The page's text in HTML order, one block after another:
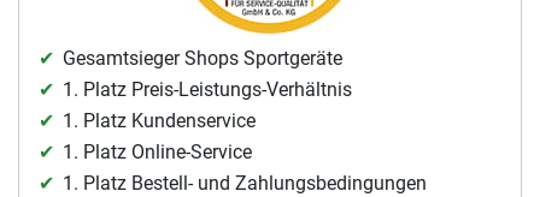
Gesamtsieger Shops Sportgeräte
1. Platz Preis-Leistungs-Verhältnis
1. Platz Kundenservice
1. Platz Online-Service
1. Platz Bestell- und Zahlungsbedingungen